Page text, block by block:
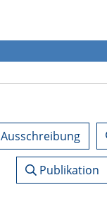
Ausschreibung
Publikation